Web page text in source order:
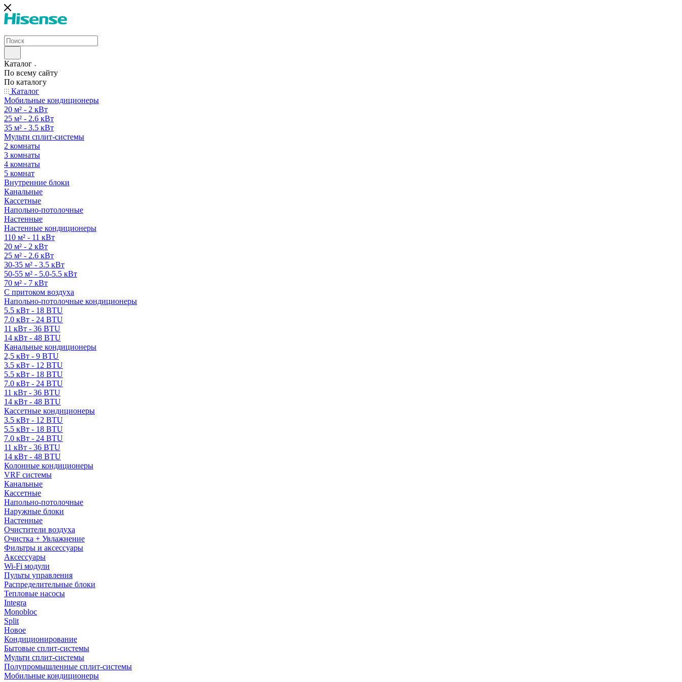
Каталог
По всему сайту
По каталогу
Каталог
Мобильные кондиционеры
20 м² - 2 кВт
25 м² - 2.6 кВт
35 м² - 3.5 кВт
Мульти сплит-системы
2 комнаты
3 комнаты
4 комнаты
5 комнат
Внутренние блоки
Канальные
Кассетные
Напольно-потолочные
Настенные
Настенные кондиционеры
110 м² - 11 кВт
20 м² - 2 кВт
25 м² - 2.6 кВт
30-35 м² - 3.5 кВт
50-55 м² - 5.0-5.5 кВт
70 м² - 7 кВт
С притоком воздуха
Напольно-потолочные кондиционеры
5.5 кВт - 18 BTU
7.0 кВт - 24 BTU
11 кВт - 36 BTU
14 кВт - 48 BTU
Канальные кондиционеры
2,5 кВт - 9 BTU
3.5 кВт - 12 BTU
5.5 кВт - 18 BTU
7.0 кВт - 24 BTU
11 кВт - 36 BTU
14 кВт - 48 BTU
Кассетные кондиционеры
3.5 кВт - 12 BTU
5.5 кВт - 18 BTU
7.0 кВт - 24 BTU
11 кВт - 36 BTU
14 кВт - 48 BTU
Колонные кондиционеры
VRF системы
Канальные
Кассетные
Напольно-потолочные
Наружные блоки
Настенные
Очистители воздуха
Очистка + Увлажнение
Фильтры и аксессуары
Аксессуары
Wi-Fi модули
Пульты управления
Распределительные блоки
Тепловые насосы
Integra
Monobloc
Split
Новое
Кондиционирование
Бытовые сплит-системы
Мульти сплит-системы
Полупромышленные сплит-системы
Мобильные кондиционеры